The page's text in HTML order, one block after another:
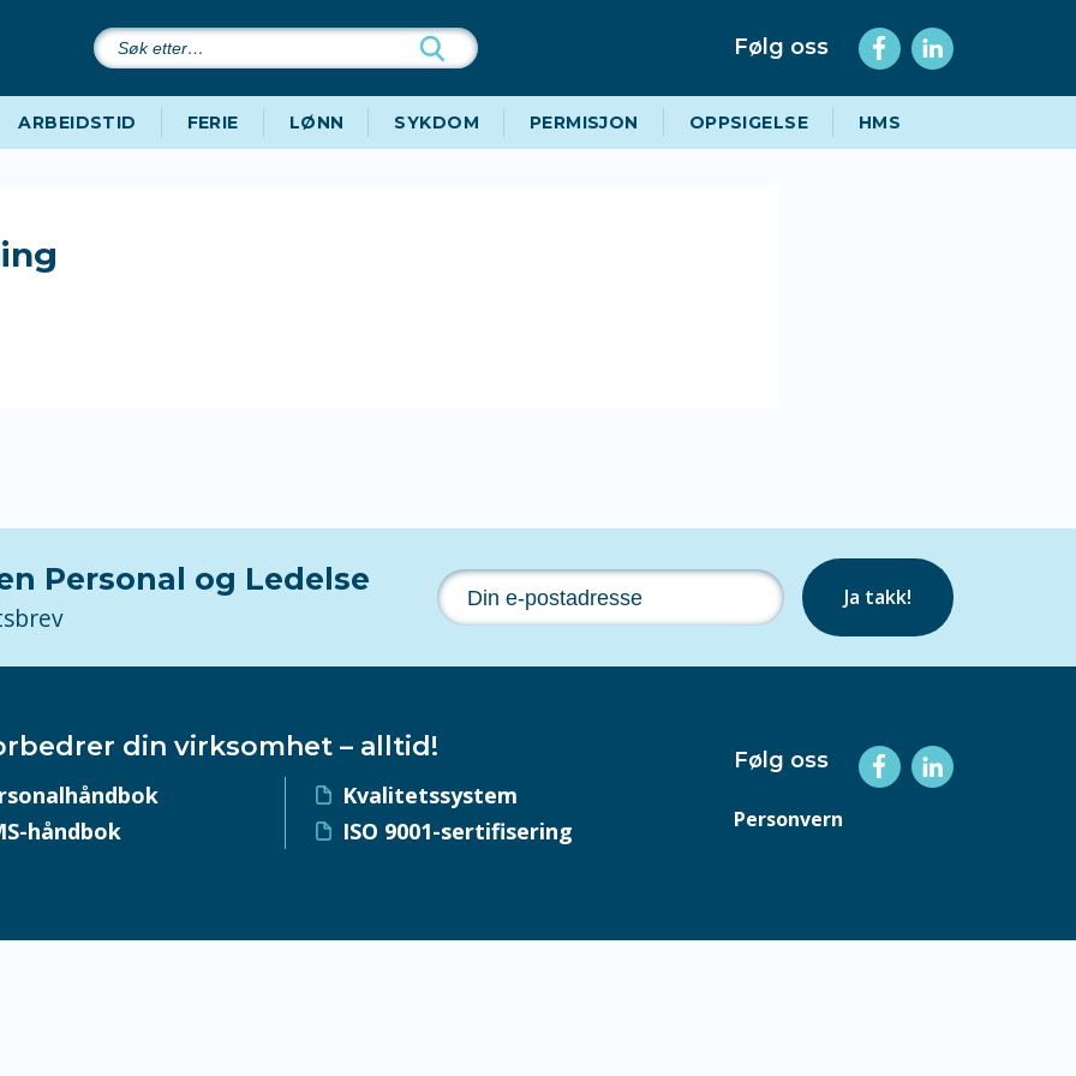
Søk
etter…
Følg oss
ARBEIDSTID FERIE LØNN SYKDOM PERMISJON OPPSIGELSE HMS
Personal og Ledelse Ja takk!
din virksomhet – alltid!
håndbok
Kvalitetssystem
ISO 9001-sertifisering
Følg oss
Personvern